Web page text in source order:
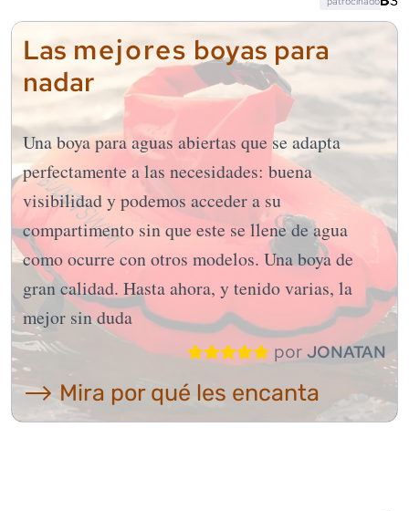
Las mejores boyas para
nadar
Una boya para aguas abiertas que se adapta
perfectamente a las necesidades: buena
visibilidad y podemos acceder a su
compartimento sin que este se llene de agua
como ocurre con otros modelos. Una boya de
gran calidad. Hasta ahora, y tenido varias, la
mejor sin duda
por JONATAN
⟶ Mira por qué les encanta